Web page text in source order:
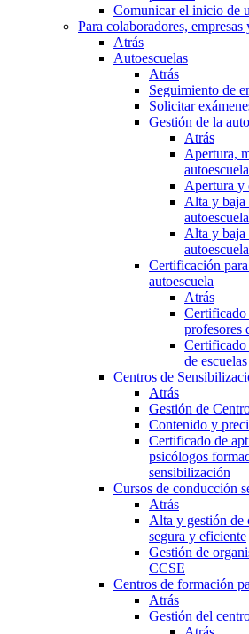
Comunicar el inicio de
Para colaboradores,
Atrás
Autoescuelas
Atrás
Seguimiento de
Solicitar
Gestión de la
Atrás
Apertura,
Apertura y
Alta y baja
Alta y baja
Certificación
autoescuela
Atrás
Certificado
profesores
Certificado
de
Centros de
Atrás
Gestión de
Contenido y
Certificado de
psicólogos
sensibilización
Cursos de conducción
Atrás
Alta y gestión de
segura y eficiente
Gestión de
CCSE
Centros de formación
Atrás
Gestión del